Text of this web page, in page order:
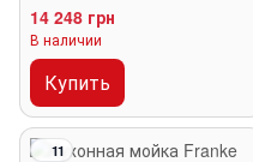
14 248 грн
В наличии
Купить
11